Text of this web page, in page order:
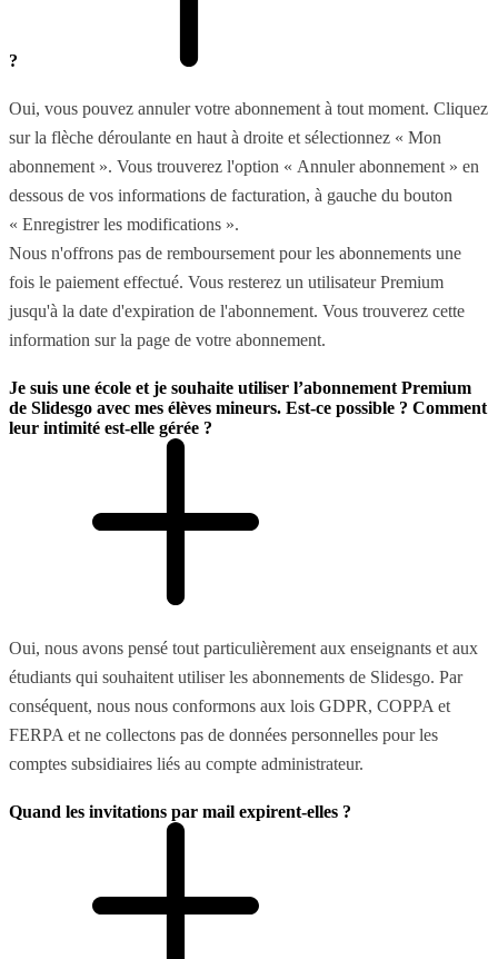
?
Oui, vous pouvez annuler votre abonnement à tout moment. Cliquez
sur la flèche déroulante en haut à droite et sélectionnez « Mon
abonnement ». Vous trouverez l'option « Annuler abonnement » en
dessous de vos informations de facturation, à gauche du bouton
« Enregistrer les modifications ».
Nous n'offrons pas de remboursement pour les abonnements une
fois le paiement effectué. Vous resterez un utilisateur Premium
jusqu'à la date d'expiration de l'abonnement. Vous trouverez cette
information sur la page de votre abonnement.
Je suis une école et je souhaite utiliser l’abonnement Premium
de Slidesgo avec mes élèves mineurs. Est-ce possible ? Comment
leur intimité est-elle gérée ?
Oui, nous avons pensé tout particulièrement aux enseignants et aux
étudiants qui souhaitent utiliser les abonnements de Slidesgo. Par
conséquent, nous nous conformons aux lois GDPR, COPPA et
FERPA et ne collectons pas de données personnelles pour les
comptes subsidiaires liés au compte administrateur.
Quand les invitations par mail expirent-elles ?